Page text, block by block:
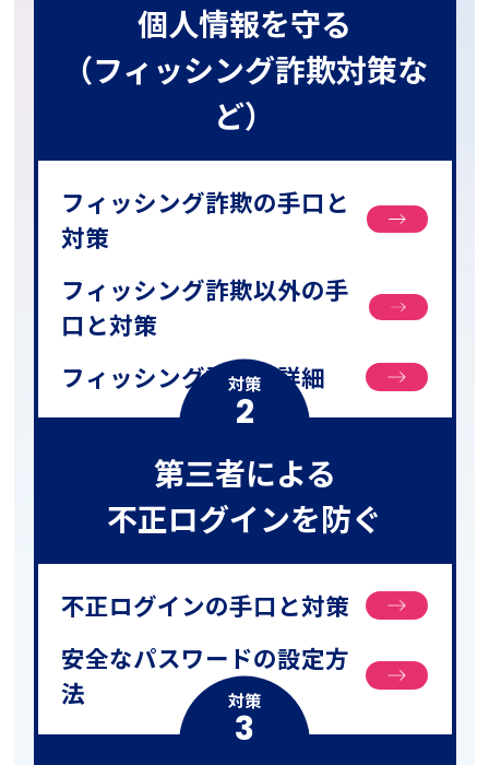
個人情報を守る
（フィッシング詐欺対策な
ど）
フィッシング詐欺の手口と
対策
フィッシング詐欺以外の手
口と対策
フィッシング詐欺の詳細
対策
2
第三者による
不正ログインを防ぐ
不正ログインの手口と対策
安全なパスワードの設定方
法
対策
3